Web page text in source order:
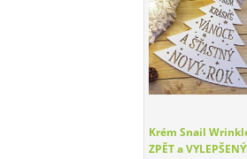
Krém Snail
ZPĚT a